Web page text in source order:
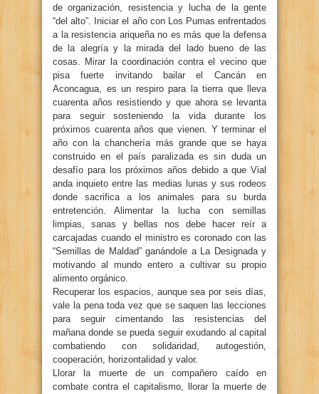
de organización, resistencia y lucha de la gente
“del alto”. Iniciar el año con Los Pumas enfrentados
a la resistencia ariqueña no es más que la defensa
de la alegría y la mirada del lado bueno de las
cosas. Mirar la coordinación contra el vecino que
pisa fuerte invitando bailar el Cancán en
Aconcagua, es un respiro para la tierra que lleva
cuarenta años resistiendo y que ahora se levanta
para seguir sosteniendo la vida durante los
próximos cuarenta años que vienen. Y terminar el
año con la chanchería más grande que se haya
construido en el país paralizada es sin duda un
desafío para los próximos años debido a que Vial
anda inquieto entre las medias lunas y sus rodeos
donde sacrifica a los animales para su burda
entretención. Alimentar la lucha con semillas
limpias, sanas y bellas nos debe hacer reír a
carcajadas cuando el ministro es coronado con las
“Semillas de Maldad” ganándole a La Designada y
motivando al mundo entero a cultivar su propio
alimento orgánico.
Recuperar los espacios, aunque sea por seis días,
vale la pena toda vez que se saquen las lecciones
para seguir cimentando las resistencias del
mañana donde se pueda seguir exudando al capital
combatiendo con solidaridad, autogestión,
cooperación, horizontalidad y valor.
Llorar la muerte de un compañero caído en
combate contra el capitalismo, llorar la muerte de